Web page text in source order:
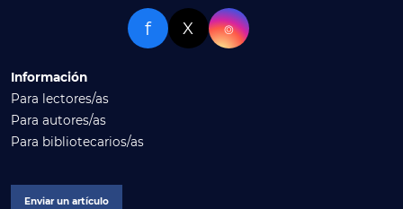
f X ⌾
Información
Para lectores/as
Para autores/as
Para bibliotecarios/as
Enviar un artículo